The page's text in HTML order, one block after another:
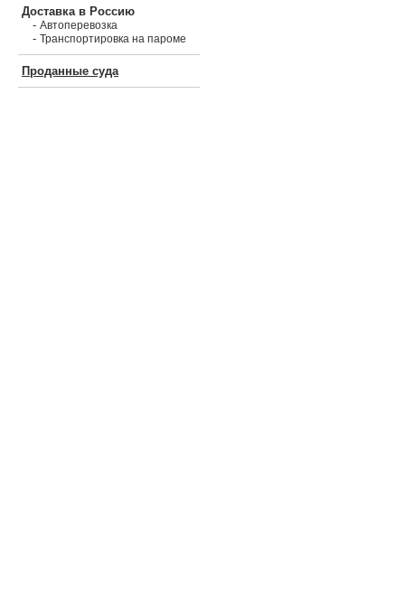
Доставка в Россию
- Автоперевозка
- Транспортировка на пароме
Проданные суда